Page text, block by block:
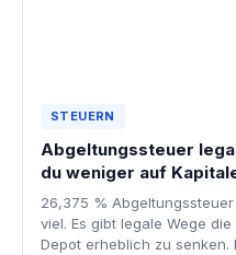
STEUERN
Abgeltungssteuer
du weniger auf
26,375 %
viel. Es gibt legale Wege
Depot erheblich zu senken.